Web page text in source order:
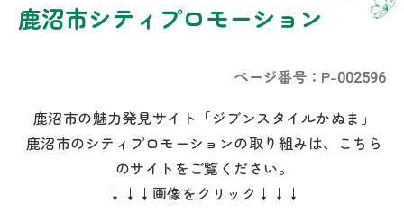
鹿沼市シティプロモーション
ページ番号：P-002596
鹿沼市の魅力発見サイト「ジブンスタイルかぬま」
鹿沼市のシティプロモーションの取り組みは、こちら
のサイトをご覧ください。
↓↓↓画像をクリック↓↓↓